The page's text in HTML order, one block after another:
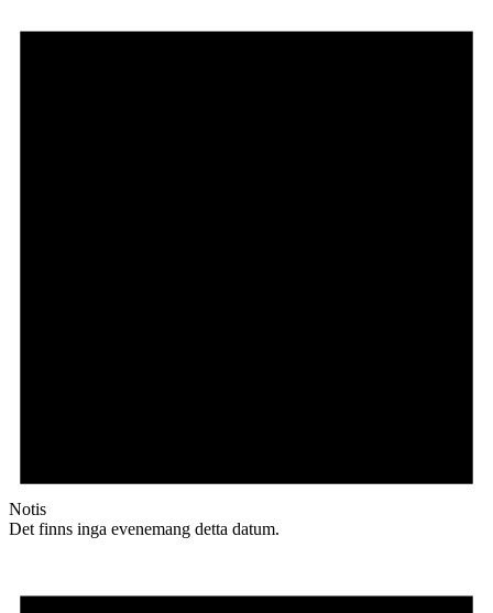
Notis
Det finns inga evenemang detta datum.